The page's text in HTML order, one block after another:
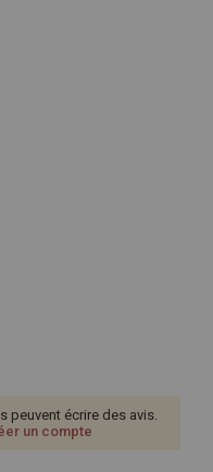
peuvent écrire des avis.
un compte